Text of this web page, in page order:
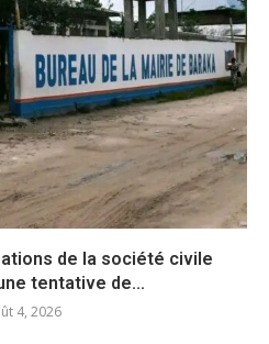
de la société civile
tentative de...
4, 2026